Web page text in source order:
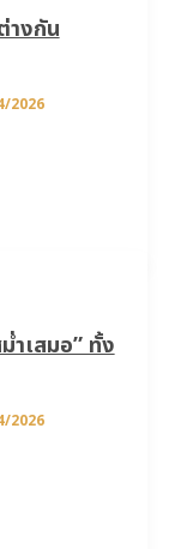
างกัน
2026
ำเสมอ” ทั้ง
2026